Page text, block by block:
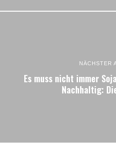
NÄCHSTER
Es muss nicht immer
Nachhaltig: